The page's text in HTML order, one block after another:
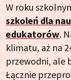
W roku
szkoleń dla
edukatorów.
klimatu, aż na
przewodni, ale
Łącznie